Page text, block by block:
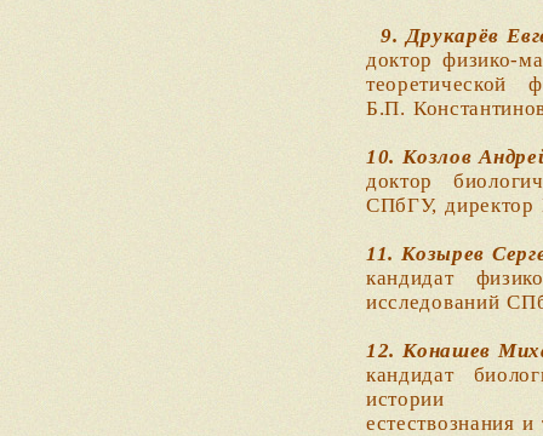
9. Друкарёв
доктор физико-
теоретической
Б.П.
10. Козлов
доктор
СПбГУ, директор
11. Козырев
кандидат
исследований
12. Конашев
кандидат
истории
естествознания